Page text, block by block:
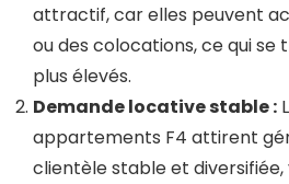
attractif, car elles peuvent
ou des colocations, ce qui se
plus élevés.
Demande locative stable :
appartements F4 attirent
clientèle stable et diversifiée,